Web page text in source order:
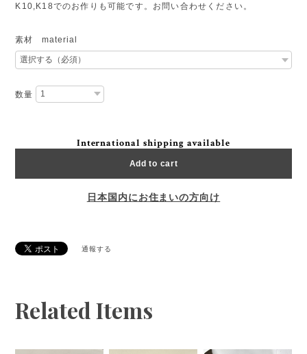
K10,K18でのお作りも可能です。お問い合わせください。
素材 material
数量
International shipping available
Add to cart
日本国内にお住まいの方向け
通報する
Related Items